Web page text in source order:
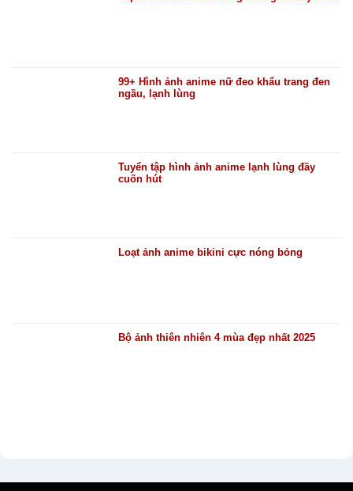
99+ Hình ảnh anime nữ đeo khẩu trang đen
ngầu, lạnh lùng
Tuyển tập hình ảnh anime lạnh lùng đầy
cuốn hút
Loạt ảnh anime bikini cực nóng bỏng
Bộ ảnh thiên nhiên 4 mùa đẹp nhất 2025